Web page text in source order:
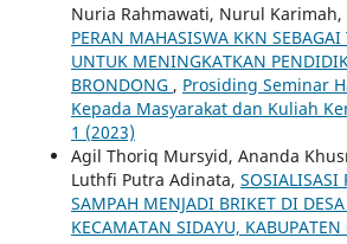
Nuria Rahmawati, Nurul Karimah,
PERAN MAHASISWA KKN SEBAGAI
UNTUK MENINGKATKAN
BRONDONG , Prosiding Seminar
Kepada Masyarakat dan Kuliah
1 (2023)
Agil Thoriq Mursyid, Ananda
Luthfi Putra Adinata, SOSIALISASI
SAMPAH MENJADI BRIKET DI
KECAMATAN SIDAYU, KABUPATEN